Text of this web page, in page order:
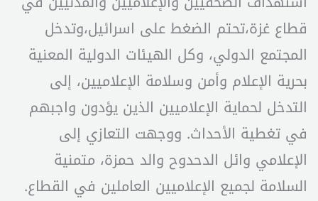
قطاع غزة،تحتم الضغط على اسرائيل،وتدخل
المجتمع الدولي، وكل الهيئات الدولية المعنية
بحرية الإعلام وأمن وسلامة الإعلاميين، إلى
التدخل لحماية الإعلاميين الذين يؤدون واجبهم
في تغطية الأحداث. ووجهت التعازي إلى
الإعلامي وائل الدحدوح والد حمزة، متمنية
السلامة لجميع الإعلاميين العاملين في القطاع.